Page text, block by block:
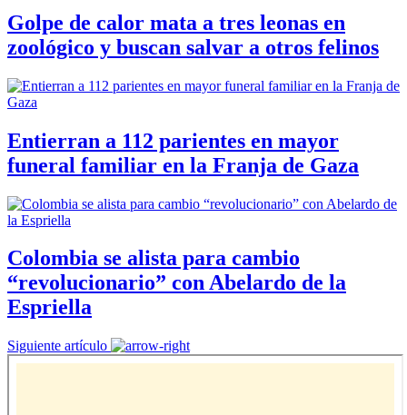
Golpe de calor mata a tres leonas en
zoológico y buscan salvar a otros felinos
Entierran a 112 parientes en mayor
funeral familiar en la Franja de Gaza
Colombia se alista para cambio
“revolucionario” con Abelardo de la
Espriella
Siguiente artículo